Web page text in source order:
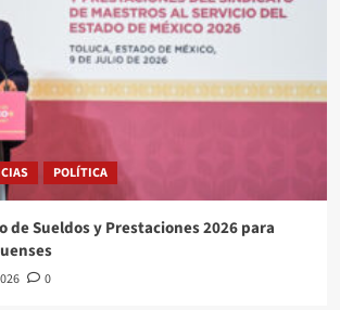
POLÍTICA
de Sueldos y Prestaciones 2026 para
0